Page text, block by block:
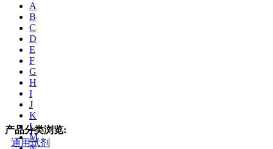
A
B
C
D
E
F
G
H
I
J
K
L
M
产品分类浏览:
通用试剂